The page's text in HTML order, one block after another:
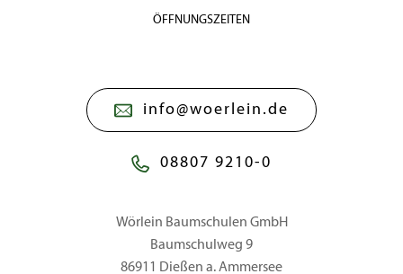
ÖFFNUNGSZEITEN
info@woerlein.de
08807 9210-0
Wörlein Baumschulen GmbH
Baumschulweg 9
86911 Dießen a. Ammersee